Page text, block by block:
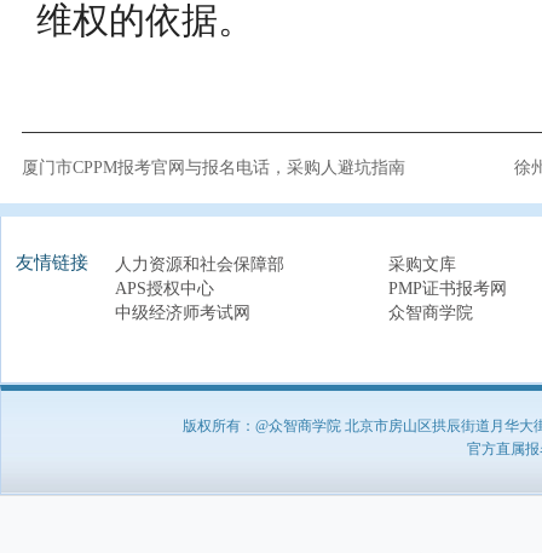
维权的依据。
厦门市CPPM报考官网与报名电话，采购人避坑指南 徐
友情链接 人力资源和社会保障部
采购文库
APS授权中心
PMP证书报考网
中级经济师考试网
众智商学院
版权所有：@众智商学院 北京市房山区拱辰街道月华
官方直属报